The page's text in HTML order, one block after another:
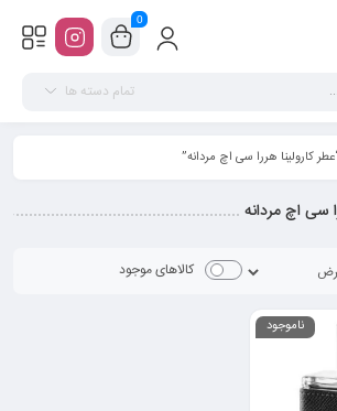
0
تمام دسته ها
کارولینا هررا سی اچ مردانه”
سی اچ مردانه
کالاهای موجود
ناموجود